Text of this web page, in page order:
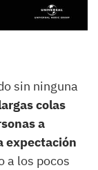
sin ninguna
colas
a
expectación
a los pocos